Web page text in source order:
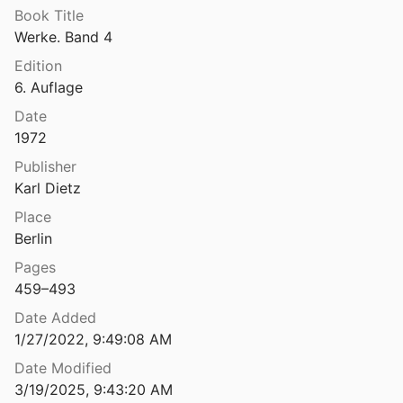
1938
Theorie und Praxis
Lage der Erziehungswissenschaft
1982
Gottes Hand
1961
Family Living
Book Title
Werke. Band 4
Edition
6. Auflage
Date
1972
Publisher
Karl Dietz
Place
Berlin
Pages
459–493
Date Added
1/27/2022, 9:49:08 AM
Date Modified
3/19/2025, 9:43:20 AM